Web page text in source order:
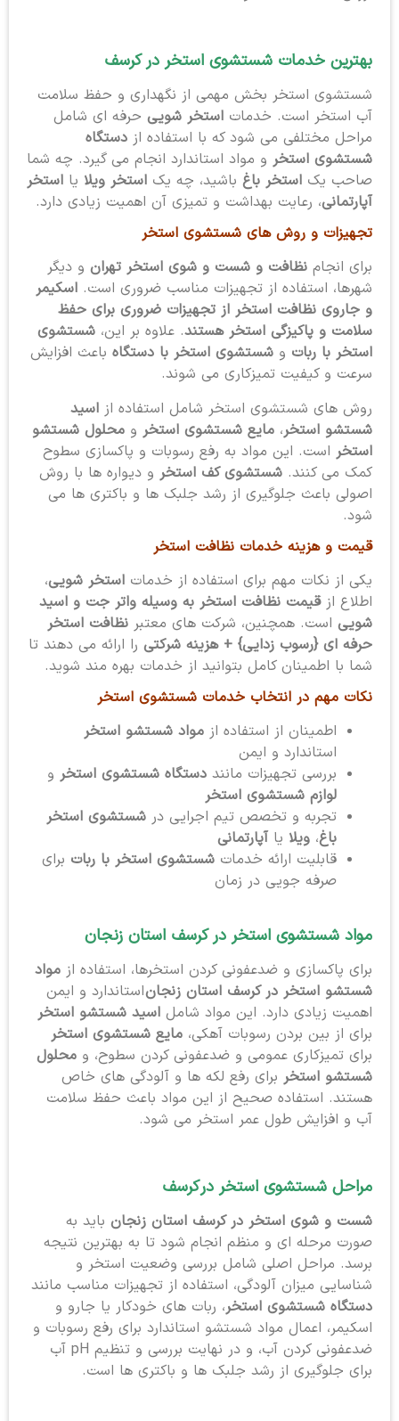
بهترین خدمات شستشوی استخر در کرسف
شستشوی استخر بخش مهمی از نگهداری و حفظ سلامت
آب استخر است. خدمات استخر شوییحرفه ای شامل
مراحل مختلفی می شود که با استفاده از دستگاه
شستشوی استخرو مواد استاندارد انجام می گیرد. چه شما
صاحب یک استخر باغباشید، چه یک استخر ویلایا استخر
آپارتمانی، رعایت بهداشت و تمیزی آن اهمیت زیادی دارد.
تجهیزات و روش های شستشوی استخر
برای انجام نظافت و شست و شوی استخر تهرانو دیگر
شهرها، استفاده از تجهیزات مناسب ضروری است. اسکیمر
و جاروی نظافت استخر از تجهیزات ضروری برای حفظ
سلامت و پاکیزگی استخر هستند. علاوه بر این، شستشوی
استخر با رباتو شستشوی استخر با دستگاهباعث افزایش
سرعت و کیفیت تمیزکاری می شوند.
روش های شستشوی استخر شامل استفاده از اسید
شستشو استخر، مایع شستشوی استخرو محلول شستشو
استخراست. این مواد به رفع رسوبات و پاکسازی سطوح
کمک می کنند. شستشوی کف استخرو دیواره ها با روش
اصولی باعث جلوگیری از رشد جلبک ها و باکتری ها می
شود.
قیمت و هزینه خدمات نظافت استخر
یکی از نکات مهم برای استفاده از خدمات استخر شویی،
اطلاع از قیمت نظافت استخر به وسیله واتر جت و اسید
شوییاست. همچنین، شرکت های معتبر نظافت استخر
حرفه ای {رسوب زدایی} + هزینه شرکتیرا ارائه می دهند تا
شما با اطمینان کامل بتوانید از خدمات بهره مند شوید.
نکات مهم در انتخاب خدمات شستشوی استخر
اطمینان از استفاده از مواد شستشو استخر
استاندارد و ایمن
بررسی تجهیزات مانند دستگاه شستشوی استخرو
لوازم شستشوی استخر
تجربه و تخصص تیم اجرایی در شستشوی استخر
باغ، ویلایا آپارتمانی
قابلیت ارائه خدمات شستشوی استخر با رباتبرای
صرفه جویی در زمان
مواد شستشوی استخر در کرسف استان زنجان
برای پاکسازی و ضدعفونی کردن استخرها، استفاده از مواد
شستشو استخر در کرسف استان زنجاناستاندارد و ایمن
اهمیت زیادی دارد. این مواد شامل اسید شستشو استخر
برای از بین بردن رسوبات آهکی، مایع شستشوی استخر
برای تمیزکاری عمومی و ضدعفونی کردن سطوح، و محلول
شستشو استخربرای رفع لکه ها و آلودگی های خاص
هستند. استفاده صحیح از این مواد باعث حفظ سلامت
آب و افزایش طول عمر استخر می شود.
مراحل شستشوی استخر درکرسف
شست و شوی استخر در کرسف استان زنجانباید به
صورت مرحله ای و منظم انجام شود تا به بهترین نتیجه
برسد. مراحل اصلی شامل بررسی وضعیت استخر و
شناسایی میزان آلودگی، استفاده از تجهیزات مناسب مانند
دستگاه شستشوی استخر، ربات های خودکار یا جارو و
اسکیمر، اعمال مواد شستشو استاندارد برای رفع رسوبات و
ضدعفونی کردن آب، و در نهایت بررسی و تنظیم pH آب
برای جلوگیری از رشد جلبک ها و باکتری ها است.